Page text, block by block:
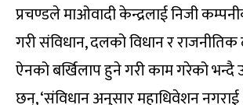
प्रचण्डले माओवादी केन्द्रलाई निजी
गरी संविधान, दलको विधान र
ऐनको बर्खिलाप हुने गरी काम गरेको
छन्, ‘संविधान अनुसार महाधिवेशन